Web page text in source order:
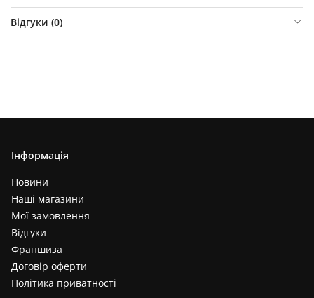
Відгуки (0)
Інформація
Новини
Наші магазини
Мої замовлення
Відгуки
Франшиза
Договір оферти
Політика приватності